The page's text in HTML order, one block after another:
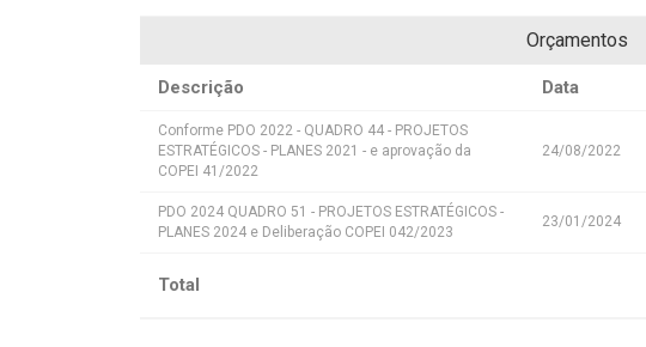
Orçamentos
Descrição Data
Conforme PDO 2022 - QUADRO 44 - PROJETOS
ESTRATÉGICOS - PLANES 2021 - e aprovação da
COPEI 41/2022
24/08/2022
PDO 2024 QUADRO 51 - PROJETOS ESTRATÉGICOS -
PLANES 2024 e Deliberação COPEI 042/2023
23/01/2024
Total